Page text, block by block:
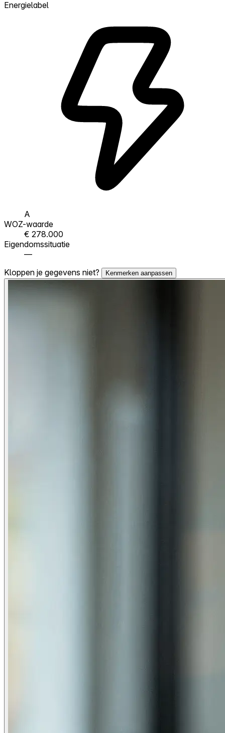
Energielabel
A
WOZ-waarde
€ 278.000
Eigendomssituatie
—
Kloppen je gegevens niet?
Kenmerken aanpassen